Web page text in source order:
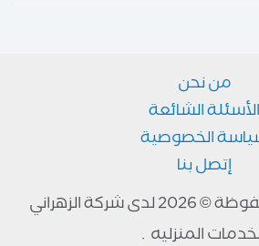
من نحن
الأسئلة الشائعة
الخصوصية
إتصل بنا
جميع الحقوق محفوظة © 2026 لدى شركة الزهراني
المنزليه .